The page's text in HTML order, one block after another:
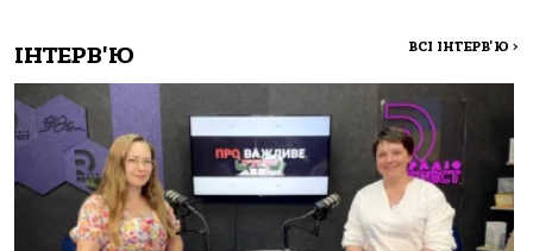
ІНТЕРВ'Ю ВСІ ІНТЕРВ'Ю >